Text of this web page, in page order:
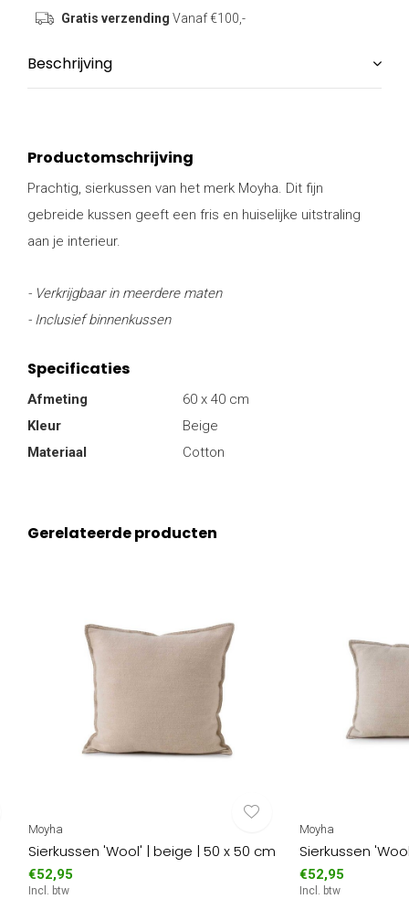
Gratis verzending Vanaf €100,-
Beschrijving
Productomschrijving
Prachtig, sierkussen van het merk Moyha. Dit fijn
gebreide kussen geeft een fris en huiselijke uitstraling
aan je interieur.
- Verkrijgbaar in meerdere maten
- Inclusief binnenkussen
Specificaties
Afmeting
60 x 40 cm
Kleur
Beige
Materiaal
Cotton
Gerelateerde producten
Moyha
Sierkussen 'Wool' | beige | 50 x 50 cm
€52,95
Incl. btw
Moyha
Sierkussen
€52,95
Incl. btw